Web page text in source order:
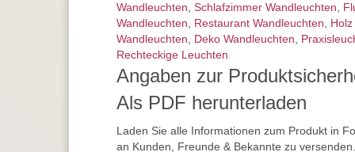
Wandleuchten, Schlafzimmer Wandleuchten,
Wandleuchten, Restaurant Wandleuchten,
Wandleuchten, Deko Wandleuchten,
Rechteckige Leuchten
Angaben zur
Als PDF herunterladen
Laden Sie alle Informationen zum Produkt in
an Kunden, Freunde & Bekannte zu versenden.